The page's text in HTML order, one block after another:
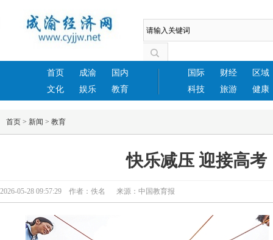
首页 成渝
国内
文化
娱乐 教育
国际 财经
区域
科技
旅游 健康
首页 > 新闻 > 教育
快乐减压 迎接高考
2026-05-28 09:57:29 作者：佚名 来源：中国教育报